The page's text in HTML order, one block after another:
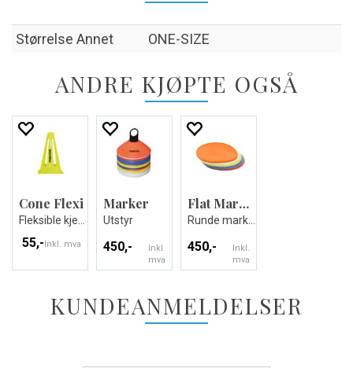
Størrelse Annet ONE-SIZE
ANDRE KJØPTE OGSÅ
Cone Flexi
55,-Inkl. mva
Marker
Utstyr
450,-
Inkl.
mva
Flat Marker Rubber 10pcz
Runde markeringsmatter
450,-
Inkl.
mva
KUNDEANMELDELSER